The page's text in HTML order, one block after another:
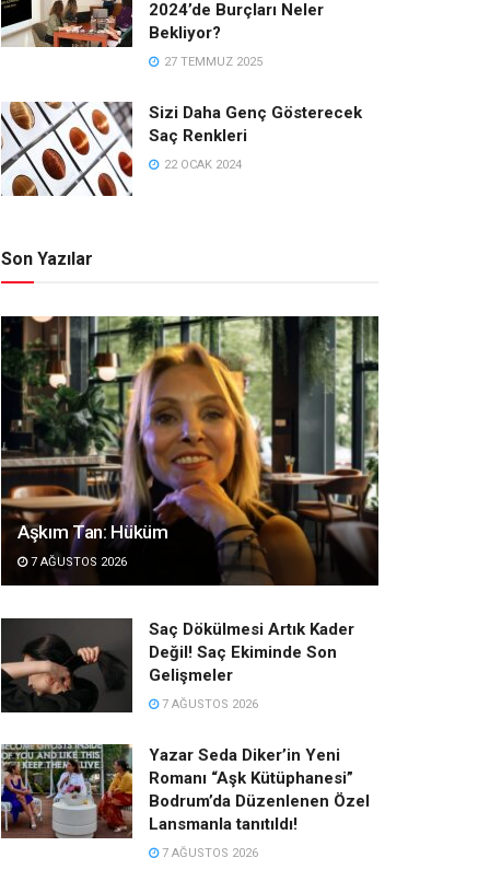
2024’de Burçları Neler
Bekliyor?
27 TEMMUZ 2025
Sizi Daha Genç Gösterecek
Saç Renkleri
22 OCAK 2024
Son Yazılar
Aşkım Tan: Hüküm
7 AĞUSTOS 2026
Saç Dökülmesi Artık Kader
Değil! Saç Ekiminde Son
Gelişmeler
7 AĞUSTOS 2026
Yazar Seda Diker’in Yeni
Romanı “Aşk Kütüphanesi”
Bodrum’da Düzenlenen Özel
Lansmanla tanıtıldı!
7 AĞUSTOS 2026